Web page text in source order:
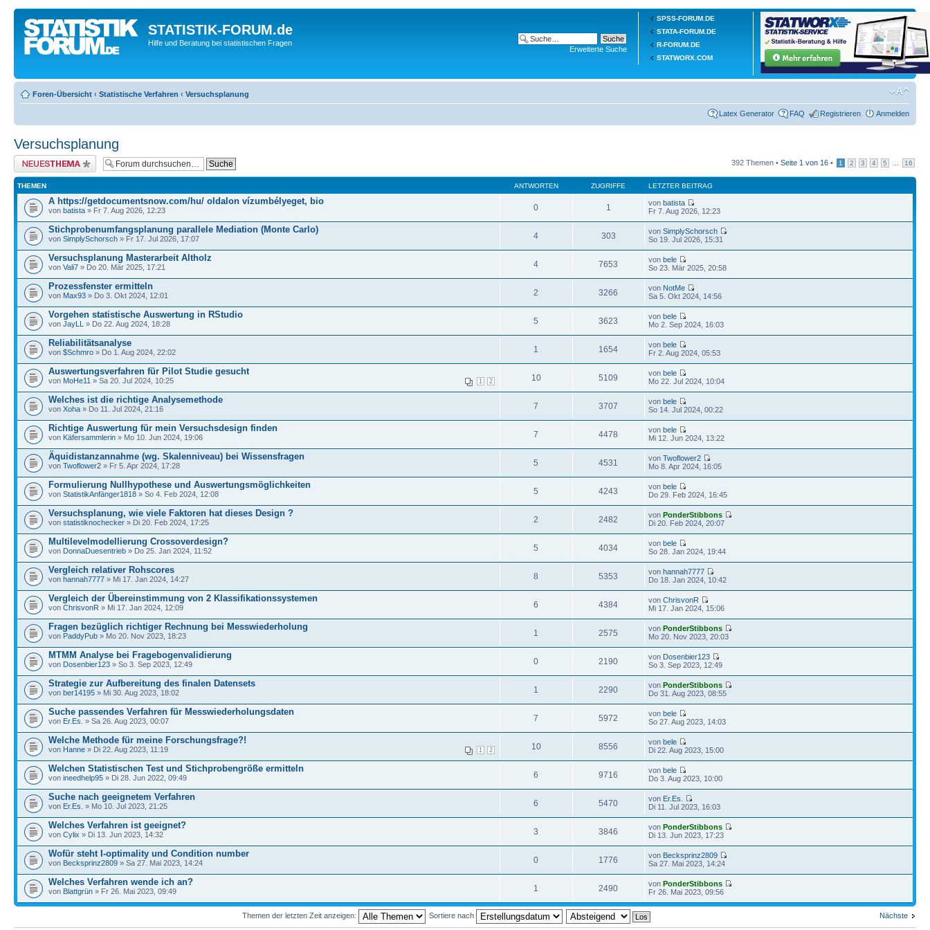
SPSS-FORUM.DE
STATA-FORUM.DE
R-FORUM.DE
STATWORX.COM
STATISTIK-FORUM.de
Hilfe und Beratung bei statistischen Fragen
Erweiterte Suche
Foren-Übersicht ‹ Statistische Verfahren ‹ Versuchsplanung
Latex Generator FAQ Registrieren Anmelden
Versuchsplanung
Neues Thema erstellen 392 Themen • Seite 1 von 16 • 1 2 3 4 5 16
THEMEN ANTWORTEN ZUGRIFFE LETZTER BEITRAG
A https://getdocumentsnow.com/hu/ oldalon vízumbélyeget, bio
von batista » Fr 7. Aug 2026, 12:23 0 1 vonbatista
Fr 7. Aug 2026, 12:23
Stichprobenumfangsplanung parallele Mediation (Monte Carlo)
von SimplySchorsch » Fr 17. Jul 2026, 17:07 4 303 vonSimplySchorsch
So 19. Jul 2026, 15:31
Versuchsplanung Masterarbeit Altholz
von Vali7 » Do 20. Mär 2025, 17:21 4 7653 vonbele
So 23. Mär 2025, 20:58
Prozessfenster ermitteln
von Max93 » Do 3. Okt 2024, 12:01 2 3266 von NotMe
Sa 5. Okt 2024, 14:56
Vorgehen statistische Auswertung in RStudio
von JayLL » Do 22. Aug 2024, 18:28 5 3623 vonbele
Mo 2. Sep 2024, 16:03
Reliabilitätsanalyse
von $Schmro » Do 1. Aug 2024, 22:02 1 1654 vonbele
Fr 2. Aug 2024, 05:53
Auswertungsverfahren für Pilot Studie gesucht
1 2
von MoHe11 » Sa 20. Jul 2024, 10:25 10 5109 vonbele
Mo 22. Jul 2024, 10:04
Welches ist die richtige Analysemethode
von Xoha » Do 11. Jul 2024, 21:16 7 3707 vonbele
So 14. Jul 2024, 00:22
Richtige Auswertung für mein Versuchsdesign finden
von Käfersammlerin » Mo 10. Jun 2024, 19:06 7 4478 vonbele
Mi 12. Jun 2024, 13:22
Äquidistanzannahme (wg. Skalenniveau) bei Wissensfragen
von Twoflower2 » Fr 5. Apr 2024, 17:28 5 4531 vonTwoflower2
Mo 8. Apr 2024, 16:05
Formulierung Nullhypothese und Auswertungsmöglichkeiten
von StatistikAnfänger1818 » So 4. Feb 2024, 12:08 5 4243 vonbele
Do 29. Feb 2024, 16:45
Versuchsplanung, wie viele Faktoren hat dieses Design ?
von statistiknochecker » Di 20. Feb 2024, 17:25 2 2482 vonPonderStibbons
Di 20. Feb 2024, 20:07
Multilevelmodellierung Crossoverdesign?
von DonnaDuesentrieb » Do 25. Jan 2024, 11:52 5 4034 vonbele
So 28. Jan 2024, 19:44
Vergleich relativer Rohscores
von hannah7777 » Mi 17. Jan 2024, 14:27 8 5353 vonhannah7777
Do 18. Jan 2024, 10:42
Vergleich der Übereinstimmung von 2 Klassifikationssystemen
von ChrisvonR » Mi 17. Jan 2024, 12:09 6 4384 vonChrisvonR
Mi 17. Jan 2024, 15:06
Fragen bezüglich richtiger Rechnung bei Messwiederholung
von PaddyPub » Mo 20. Nov 2023, 18:23 1 2575 vonPonderStibbons
Mo 20. Nov 2023, 20:03
MTMM Analyse bei Fragebogenvalidierung
von Dosenbier123 » So 3. Sep 2023, 12:49 0 2190 von Dosenbier123
So 3. Sep 2023, 12:49
Strategie zur Aufbereitung des finalen Datensets
von ber14195 » Mi 30. Aug 2023, 18:02 1 2290 vonPonderStibbons
Do 31. Aug 2023, 08:55
Suche passendes Verfahren für Messwiederholungsdaten
von Er.Es. » Sa 26. Aug 2023, 00:07 7 5972 vonbele
So 27. Aug 2023, 14:03
Welche Methode für meine Forschungsfrage?!
1 2
von Hanne » Di 22. Aug 2023, 11:19 10 8556 vonbele
Di 22. Aug 2023, 15:00
Welchen Statistischen Test und Stichprobengröße ermitteln
von ineedhelp95 » Di 28. Jun 2022, 09:49 6 9716 vonbele
Do 3. Aug 2023, 10:00
Suche nach geeignetem Verfahren
von Er.Es. » Mo 10. Jul 2023, 21:25 6 5470 von Er.Es.
Di 11. Jul 2023, 16:03
Welches Verfahren ist geeignet?
von Cylix » Di 13. Jun 2023, 14:32 3 3846 vonPonderStibbons
Di 13. Jun 2023, 17:23
Wofür steht I-optimality und Condition number
von Becksprinz2809 » Sa 27. Mai 2023, 14:24 0 1776 von Becksprinz2809
Sa 27. Mai 2023, 14:24
Welches Verfahren wende ich an?
von Blattgrün » Fr 26. Mai 2023, 09:49 1 2490 vonPonderStibbons
Fr 26. Mai 2023, 09:56
Nächste
Themen der letzten Zeit anzeigen: Sortiere nach